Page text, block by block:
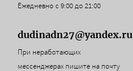
Ежедневно с 9:00 до 21:00
dudinadn27@yandex.ru
При неработающих
мессенджерах пишите на почту